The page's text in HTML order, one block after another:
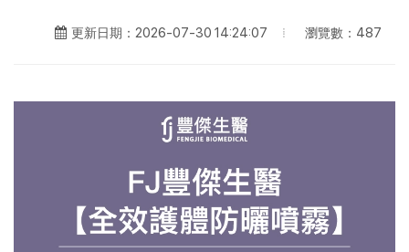
更新日期：2026-07-30 14:24:07 瀏覽數：487